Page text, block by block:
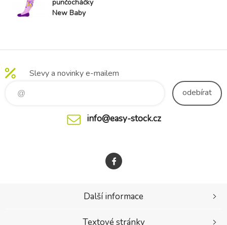
punčocháčky
New Baby
Slevy a novinky e-mailem
odebírat
info@easy-stock.cz
Další informace
Textové stránky